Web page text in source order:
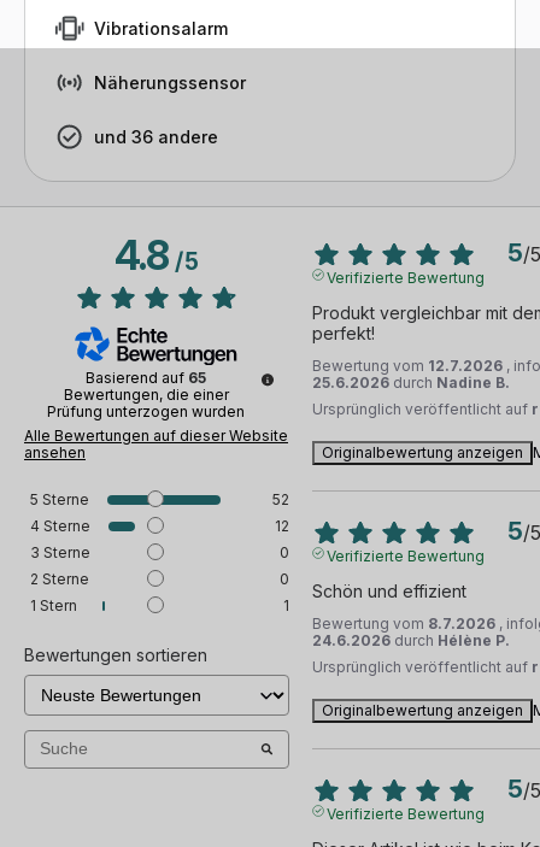
Vibrationsalarm
Näherungssensor
und 36 andere
4.8/5
Basierend auf 65
Bewertungen, die einer
Prüfung unterzogen wurden
Alle Bewertungen auf dieser Website
ansehen
5 Sterne
52
4 Sterne
12
3 Sterne
0
2 Sterne
0
1 Stern 1
Bewertungen sortieren
5/5
Verifizierte Bewertung
Produkt vergleichbar mit
perfekt!
Bewertung vom 12.7.2026 ,
25.6.2026 durch Nadine B.
Ursprünglich veröffentlicht auf
Originalbewertung anzeigen
5/5
Verifizierte Bewertung
Schön und effizient
Bewertung vom 8.7.2026 ,
24.6.2026 durch Hélène P.
Ursprünglich veröffentlicht auf
Originalbewertung anzeigen
5/5
Verifizierte Bewertung